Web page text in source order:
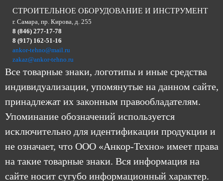
СТРОИТЕЛЬНОЕ ОБОРУДОВАНИЕ И ИНСТРУМЕНТ
г. Самара, пр. Кирова, д. 255
8 (846) 277-17-78
8 (917) 162-51-16
ankor-tehno@mail.ru
zakaz@ankor-tehno.ru
Все товарные знаки, логотипы и иные средства
индивидуализации, упомянутые на данном сайте,
принадлежат их законным правообладателям.
Упоминание обозначений используется
исключительно для идентификации продукции и
не означает, что ООО «Анкор-Техно» имеет права
на такие товарные знаки. Вся информация на
сайте носит сугубо информационный характер.